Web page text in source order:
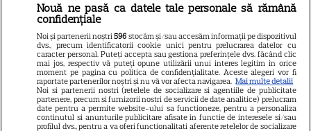
Libertatea
Libertatea pentru femei
GSP
Știri mondene
Avantaje
Elle
Nouă ne pasă ca datele tale personale să rămână
confidențiale
Noi și partenerii noștri596 stocăm și/sau accesăm informații pe dispozitivul
dvs., precum identificatorii cookie unici pentru prelucrarea datelor cu
caracter personal. Puteți accepta sau gestiona preferințele dvs. făcând clic
mai jos, respectiv vă puteți opune utilizării unui interes legitim în orice
moment pe pagina cu politica de confidențialitate. Aceste alegeri vor fi
raportate partenerilor noștri și nu vă vor afecta navigarea. Mai multe detalii
Noi si partenerii nostri (retelele de socializare si agentiile de publicitate
partenere, precum si furnizorii nostri de servicii de date analitice) prelucram
date pentru a permite website-ului sa functioneze, pentru a personaliza
continutul si anunturile publicitare afisate in functie de interesele si/sau
profilul dvs., pentru a va oferi functionalitati aferente retelelor de socializare